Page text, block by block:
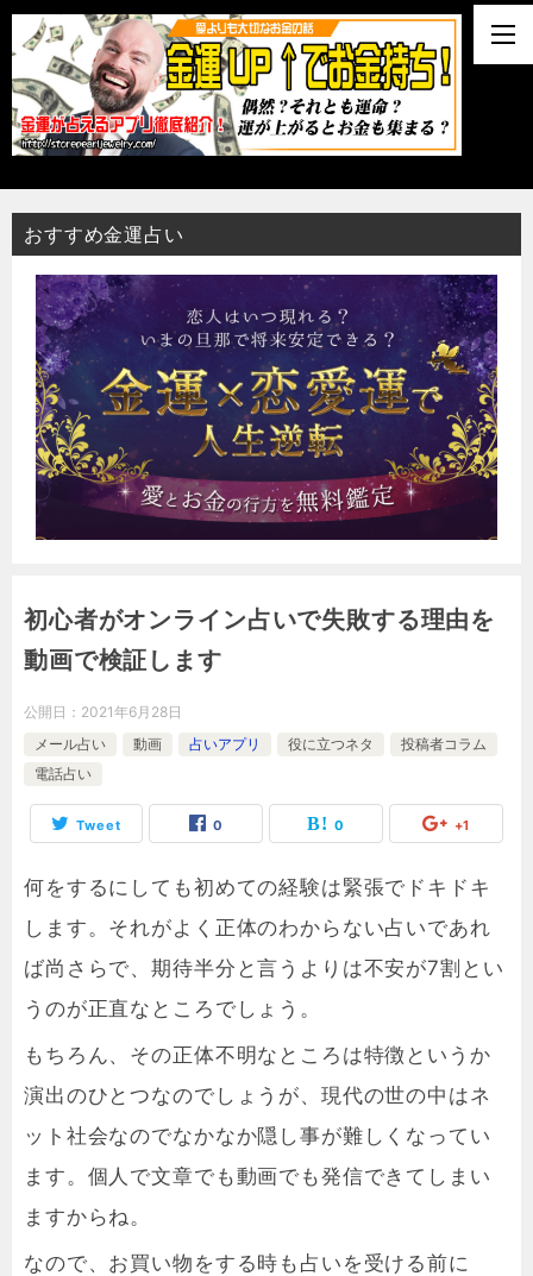
おすすめ金運占い
初心者がオンライン占いで失敗する理由を
動画で検証します
公開日： 2021年6月28日
メール占い
動画 占いアプリ 役に立つネタ
投稿者コラム
電話占い
Tweet 0 0 +1
何をするにしても初めての経験は緊張でドキドキ
します。それがよく正体のわからない占いであれ
ば尚さらで、期待半分と言うよりは不安が7割とい
うのが正直なところでしょう。
もちろん、その正体不明なところは特徴というか
演出のひとつなのでしょうが、現代の世の中はネ
ット社会なのでなかなか隠し事が難しくなってい
ます。個人で文章でも動画でも発信できてしまい
ますからね。
なので、お買い物をする時も占いを受ける前に